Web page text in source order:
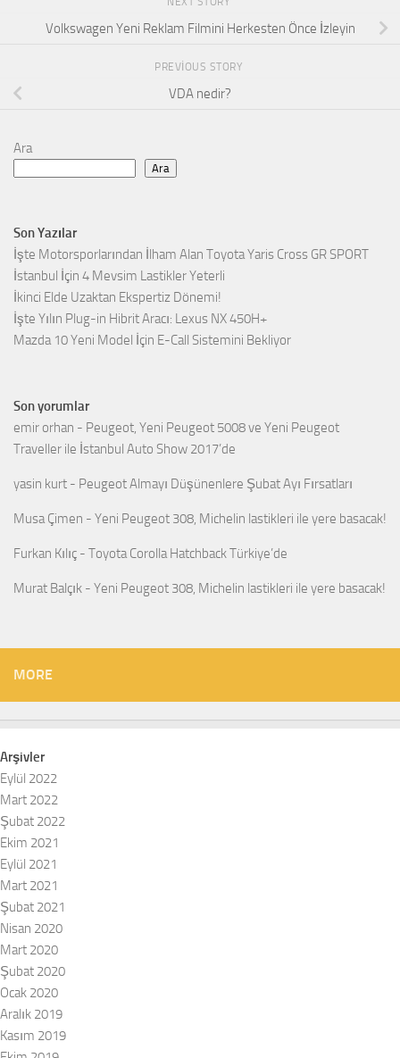
Volkswagen Yeni Reklam Filmini Herkesten Önce İzleyin
PREVIOUS STORY
VDA nedir?
Ara
Ara
Son Yazılar
İşte Motorsporlarından İlham Alan Toyota Yaris Cross GR SPORT
İstanbul İçin 4 Mevsim Lastikler Yeterli
İkinci Elde Uzaktan Ekspertiz Dönemi!
İşte Yılın Plug-in Hibrit Aracı: Lexus NX 450H+
Mazda 10 Yeni Model İçin E-Call Sistemini Bekliyor
Son yorumlar
emir orhan - Peugeot, Yeni Peugeot 5008 ve Yeni Peugeot
Traveller ile İstanbul Auto Show 2017’de
yasin kurt - Peugeot Almayı Düşünenlere Şubat Ayı Fırsatları
Musa Çimen - Yeni Peugeot 308, Michelin lastikleri ile yere basacak!
Furkan Kılıç - Toyota Corolla Hatchback Türkiye’de
Murat Balçık - Yeni Peugeot 308, Michelin lastikleri ile yere basacak!
MORE
Arşivler
Eylül 2022
Mart 2022
Şubat 2022
Ekim 2021
Eylül 2021
Mart 2021
Şubat 2021
Nisan 2020
Mart 2020
Şubat 2020
Ocak 2020
Aralık 2019
Kasım 2019